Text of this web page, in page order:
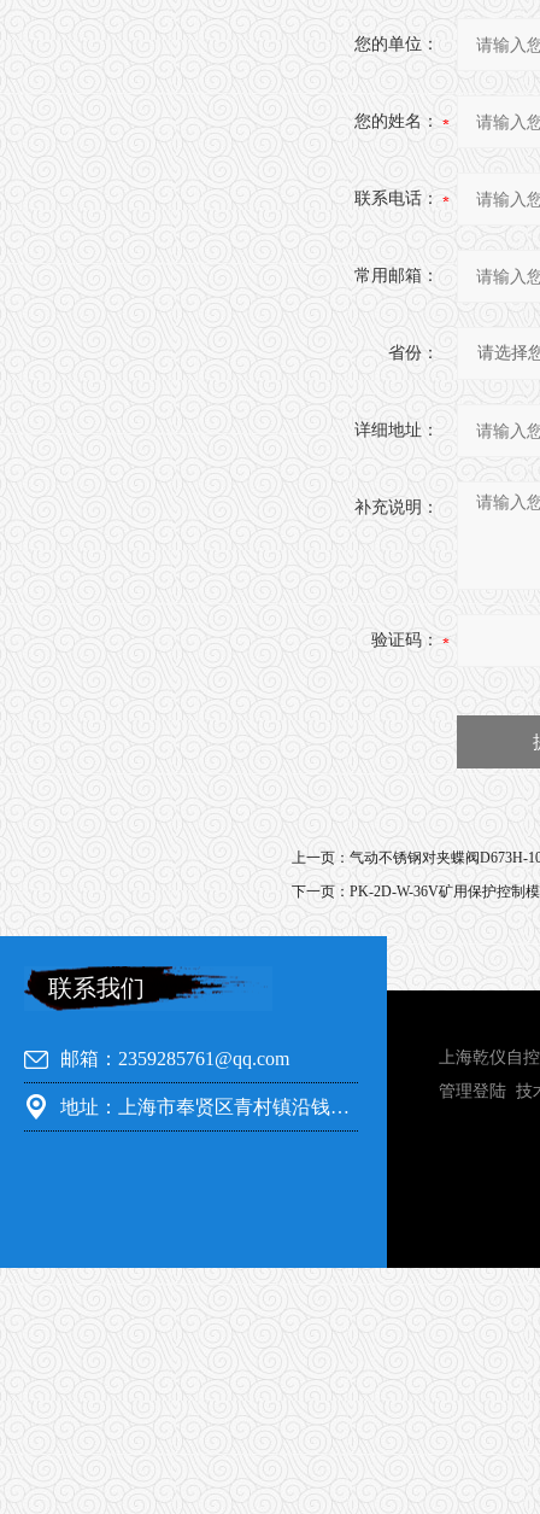
您的单位：
您的姓名：
联系电话：
常用邮箱：
省份：
详细地址：
补充说明：
验证码：
上一页： 气动不锈钢对夹蝶阀D673H-
下一页： PK-2D-W-36V矿用保护控制
联系我们
邮箱：2359285761@qq.com
地址：上海市奉贤区青村镇沿钱公路351号
上海乾仪自
管理登陆 技